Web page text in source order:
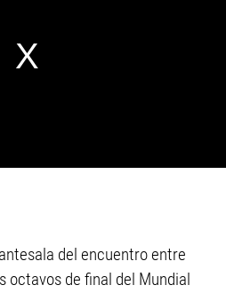
del encuentro entre
octavos de final del Mundial